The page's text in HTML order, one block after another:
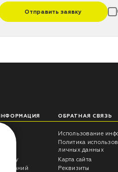
Отправить заявку
ОБРАТНАЯ СВЯЗЬ
Использование
Политика
личных данных
Карта сайта
Реквизиты